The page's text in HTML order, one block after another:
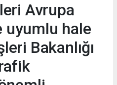
Avrupa
uyumlu hale
Bakanlığı